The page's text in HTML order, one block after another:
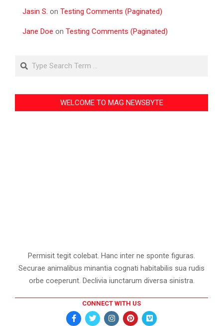
Jasin S. on Testing Comments (Paginated)
Jane Doe on Testing Comments (Paginated)
Search
WELCOME TO MAG NEWSBYTE
Permisit tegit colebat. Hanc inter ne sponte figuras.
Securae animalibus minantia cognati habitabilis sua rudis
orbe coeperunt. Declivia iunctarum diversa sinistra.
CONNECT WITH US